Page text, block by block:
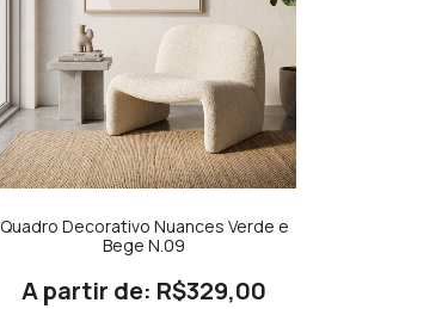
Quadro Decorativo Nuances Verde e
Bege N.09
R$329,00